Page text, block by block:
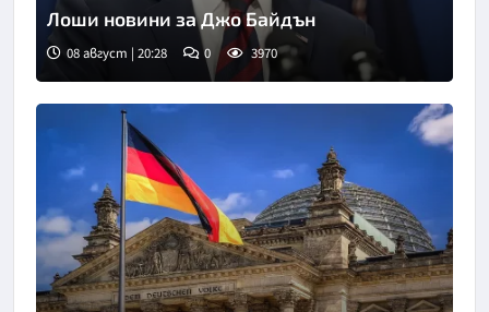
Лоши новини за Джо Байдън
08 август | 20:28 0 3970